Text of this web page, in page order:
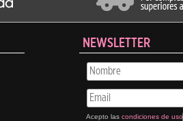
NEWSLETTER
Acepto las condiciones de uso